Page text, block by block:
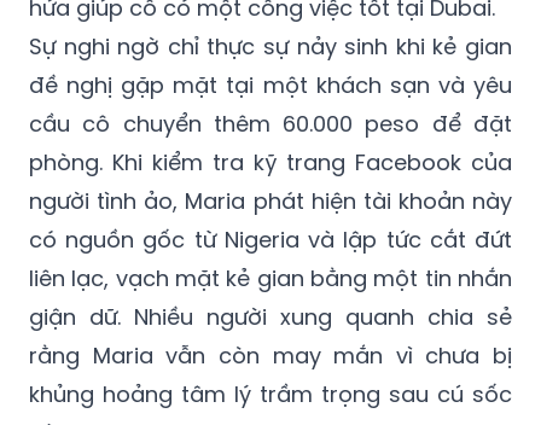
đề nghị gặp mặt tại một khách sạn và yêu
cầu cô chuyển thêm 60.000 peso để đặt
phòng. Khi kiểm tra kỹ trang Facebook của
người tình ảo, Maria phát hiện tài khoản này
có nguồn gốc từ Nigeria và lập tức cắt đứt
liên lạc, vạch mặt kẻ gian bằng một tin nhắn
giận dữ. Nhiều người xung quanh chia sẻ
rằng Maria vẫn còn may mắn vì chưa bị
khủng hoảng tâm lý trầm trọng sau cú sốc
này.
Vụ việc của Maria chỉ là một phần trong